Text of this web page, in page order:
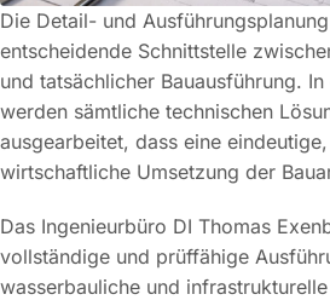
Die Detail- und
entscheidende Schnittstelle
und tatsächlicher Bauausführung.
werden sämtliche technischen
ausgearbeitet, dass eine
wirtschaftliche Umsetzung der
Das Ingenieurbüro DI Thomas
vollständige und prüffähige
wasserbauliche und